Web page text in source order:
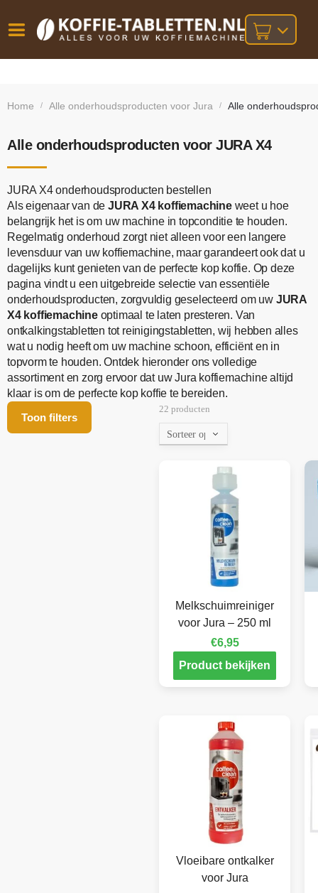
besteld,
bij orders
Home / Alle onderhoudsproducten voor Jura / Alle
Alle onderhoudsproducten voor JURA X4
JURA X4 onderhoudsproducten bestellen
Als eigenaar van de JURA X4 koffiemachineweet u hoe
belangrijk het is om uw machine in topconditie te houden.
Regelmatig onderhoud zorgt niet alleen voor een langere
levensduur van uw koffiemachine, maar garandeert ook dat u
dagelijks kunt genieten van de perfecte kop koffie. Op deze
pagina vindt u een uitgebreide selectie van essentiële
onderhoudsproducten, zorgvuldig geselecteerd om uw JURA
X4 koffiemachineoptimaal te laten presteren. Van
ontkalkingstabletten tot reinigingstabletten, wij hebben alles
wat u nodig heeft om uw machine schoon, efficiënt en in
topvorm te houden. Ontdek hieronder ons volledige
assortiment en zorg ervoor dat uw Jura koffiemachine altijd
klaar is om de perfecte kop koffie te bereiden.
Toon filters
22 producten
Melkschuimreiniger
voor Jura – 250 ml
€6,95
Product bekijken
Vloeibare ontkalker
voor Jura